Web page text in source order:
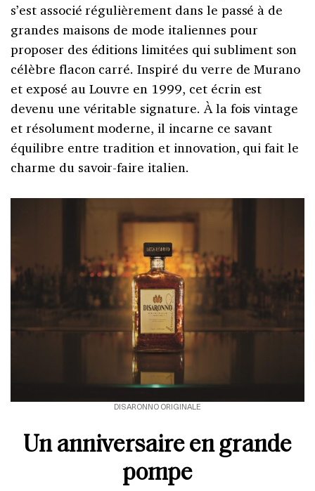
s’est associé régulièrement dans le passé à de
grandes maisons de mode italiennes pour
proposer des éditions limitées qui subliment son
célèbre flacon carré. Inspiré du verre de Murano
et exposé au Louvre en 1999, cet écrin est
devenu une véritable signature. À la fois vintage
et résolument moderne, il incarne ce savant
équilibre entre tradition et innovation, qui fait le
charme du savoir-faire italien.
DISARONNO ORIGINALE
Un anniversaire en grande
pompe